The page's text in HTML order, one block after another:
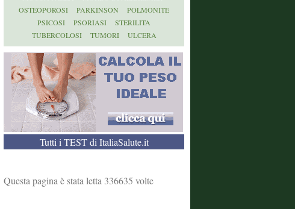
OSTEOPOROSI
PARKINSON
POLMONITE
PSICOSI
PSORIASI
STERILITA
TUBERCOLOSI
TUMORI ULCERA
Tutti i TEST di ItaliaSalute.it
Questa pagina è stata letta 336635 volte